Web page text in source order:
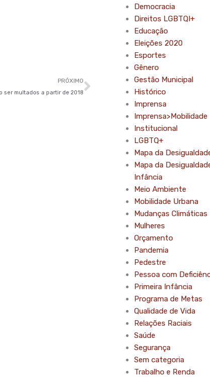
PRÓXIMO
ser multados a partir de 2018
Próximo
Democracia
Direitos LGBTQI+
Educação
Eleições 2020
Esportes
Gênero
Gestão Municipal
Histórico
Imprensa
Imprensa>Mobilidade
Institucional
LGBTQ+
Mapa da
Mapa da
Infância
Meio Ambiente
Mobilidade Urbana
Mudanças Climáticas
Mulheres
Orçamento
Pandemia
Pedestre
Pessoa com
Primeira Infância
Programa de Metas
Qualidade de Vida
Relações Raciais
Saúde
Segurança
Sem categoria
Trabalho e Renda